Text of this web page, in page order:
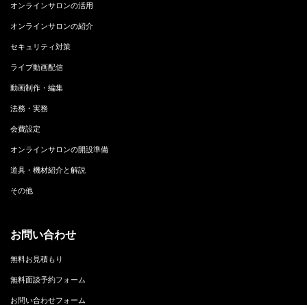
オンラインサロンの活用
オンラインサロンの紹介
セキュリティ対策
ライブ動画配信
動画制作・編集
法務・実務
会費設定
オンラインサロンの開設準備
道具・機材紹介と解説
その他
お問い合わせ
無料お見積もり
無料面談予約フォーム
お問い合わせフォーム